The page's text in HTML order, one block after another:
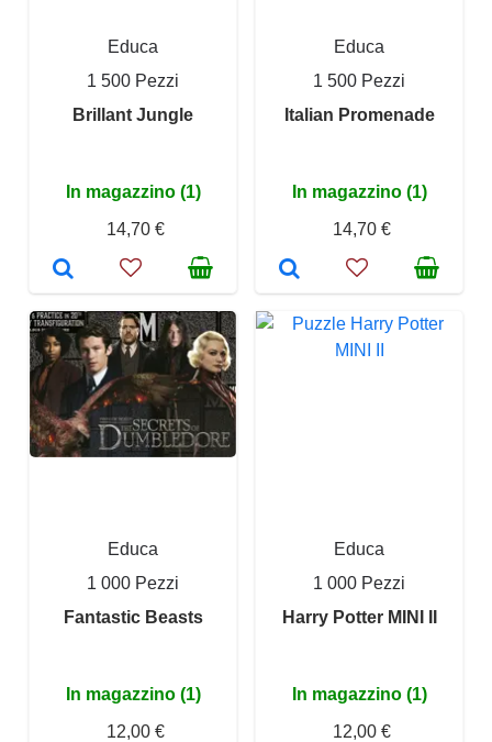
Educa
1 500 Pezzi
Brillant Jungle
In magazzino (1)
14,70 €
Educa
1 500 Pezzi
Italian Promenade
In magazzino (1)
14,70 €
Educa
1 000 Pezzi
Fantastic Beasts
In magazzino (1)
12,00 €
Educa
1 000 Pezzi
Harry Potter MINI II
In magazzino (1)
12,00 €